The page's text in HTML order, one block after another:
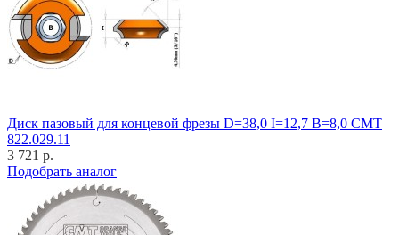
Диск пазовый для концевой фрезы D=38,0 I=12,7 B=8,0 CMT
822.029.11
3 721 р.
Подобрать аналог